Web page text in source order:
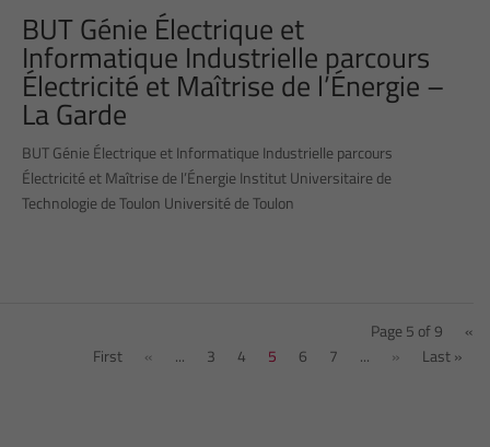
BUT Génie Électrique et
Informatique Industrielle parcours
Électricité et Maîtrise de l’Énergie –
La Garde
BUT Génie Électrique et Informatique Industrielle parcours
Électricité et Maîtrise de l’Énergie Institut Universitaire de
Technologie de Toulon Université de Toulon
Page 5 of 9
«
First
« ... 3 4 5 6 7 ... » Last »